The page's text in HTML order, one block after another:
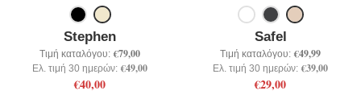
Stephen
Τιμή καταλόγου: €79,00
Ελ. τιμή 30 ημερών: €49,00
€40,00
Safel
Τιμή καταλόγου: €49,99
Ελ. τιμή 30 ημερών: €39,00
€29,00